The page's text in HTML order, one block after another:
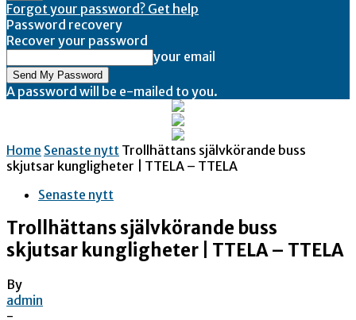
Forgot your password? Get help
Password recovery
Recover your password
your email
A password will be e-mailed to you.
Home Senaste nytt Trollhättans självkörande buss
skjutsar kungligheter | TTELA – TTELA
Senaste nytt
Trollhättans självkörande buss
skjutsar kungligheter | TTELA – TTELA
By
admin
-